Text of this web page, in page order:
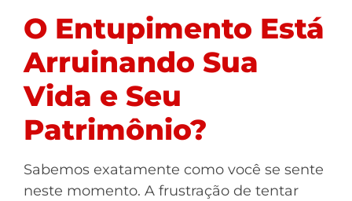
O Entupimento Está
Arruinando Sua
Vida e Seu
Patrimônio?
Sabemos exatamente como você se sente
neste momento. A frustração de tentar